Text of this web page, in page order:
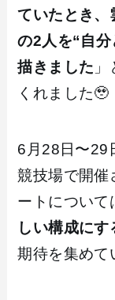
ていたとき、
の2人を“自
描きました
くれました🥹
6月28日〜29
競技場で開催
ートについて
しい構成に
期待を集めて